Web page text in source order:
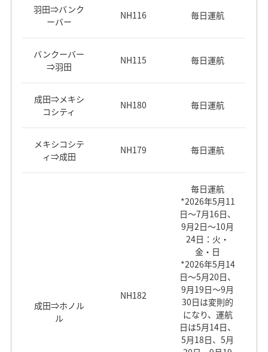
羽田⇒バンク
ーバー
NH116 毎日運航
バンクーバー
⇒羽田
NH115 毎日運航
成田⇒メキシ
コシティ
NH180 毎日運航
メキシコシテ
ィ⇒成田
NH179 毎日運航
成田⇒ホノル
ル
NH182
毎日運航
*2026年5月11
日～7月16日、
9月2日～10月
24日：火・
金・日
*2026年5月14
日～5月20日、
9月19日～9月
30日は変則的
になり、運航
日は5月14日、
5月18日、5月